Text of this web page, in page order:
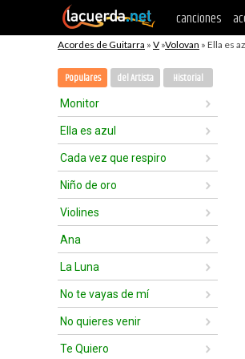
canciones
Acordes de Guitarra » V »Volovan » Ella es
Populares del Artista Historial
Monitor
Ella es azul
Cada vez que respiro
Niño de oro
Violines
Ana
La Luna
No te vayas de mí
No quieres venir
Te Quiero